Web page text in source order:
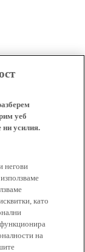
уеб
ни усилия.
негови
като
на